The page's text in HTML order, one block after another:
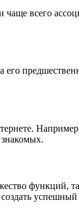
чаще всего
его
функций,